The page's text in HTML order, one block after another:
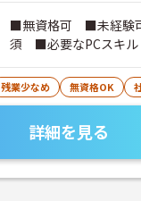
■無資格可 ■未経験
須 ■必要なPCスキル
残業少なめ 無資格OK
詳細を見る